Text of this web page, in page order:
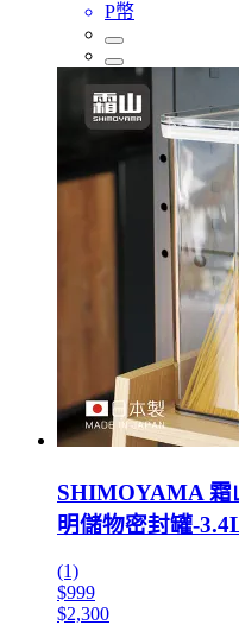
P幣
SHIMOYAMA 霜
明儲物密封罐-
(1)
$999
$2,300